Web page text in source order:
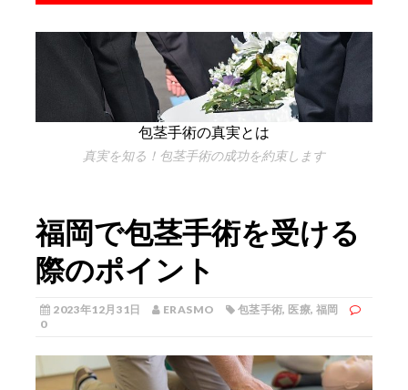
包茎手術の真実とは
真実を知る！包茎手術の成功を約束します
福岡で包茎手術を受ける
際のポイント
2023年12月31日 ERASMO 包茎手術, 医療, 福岡
0